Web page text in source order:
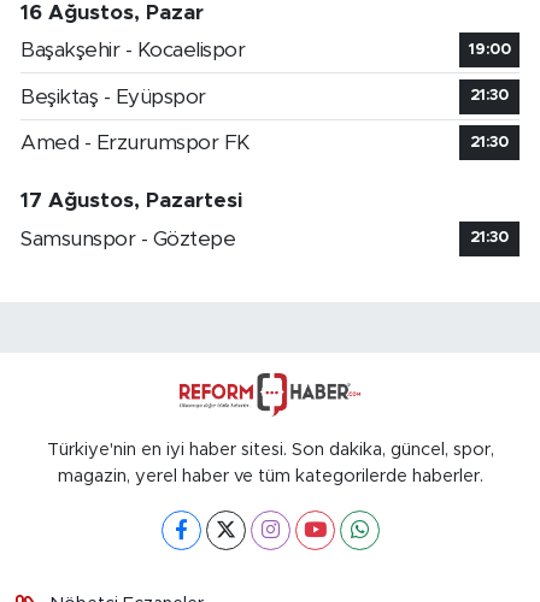
16 Ağustos, Pazar
Başakşehir - Kocaelispor
19:00
Beşiktaş - Eyüpspor 21:30
Amed - Erzurumspor FK 21:30
17 Ağustos, Pazartesi
Samsunspor - Göztepe
21:30
Türkiye'nin en iyi haber sitesi. Son dakika, güncel, spor,
magazin, yerel haber ve tüm kategorilerde haberler.